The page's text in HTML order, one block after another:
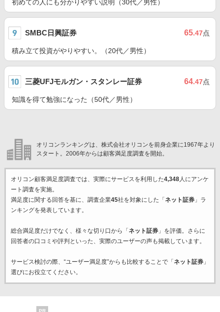
初めての人にも分かりやすい説明（30代／男性）
SMBC日興証券 65.47点
積み立て投資がやりやすい。（20代／男性）
三菱UFJモルガン・スタンレー証券 64.47点
知識を得て勉強になった（50代／男性）
オリコンランキングは、株式会社オリコンを前身企業に1967年より
スタート。2006年からは顧客満足度調査を開始。
オリコン顧客満足度調査では、実際にサービスを利用した4,348人にアンケ
ート調査を実施。
満足度に関する回答を基に、調査企業45社を対象にした「 ネット証券」ラ
ンキングを発表しています。
総合満足度だけでなく、様々な切り口から「 ネット証券」を評価。さらに
回答者の口コミや評判といった、実際のユーザーの声も掲載しています。
サービス検討の際、“ユーザー満足度”からも比較することで「 ネット証券」
選びにお役立てください。
PR